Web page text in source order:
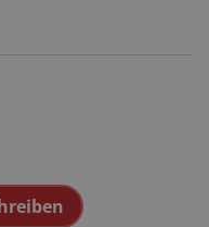
und Kurven hinauf
führt die
bevor es über den
bevor diese